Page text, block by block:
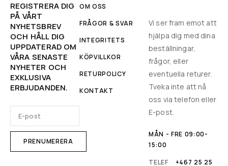
REGISTRERA DIG
PÅ VÅRT
NYHETSBREV
OCH HÅLL DIG
UPPDATERAD OM
VÅRA SENASTE
NYHETER OCH
EXKLUSIVA
ERBJUDANDEN.
OM OSS
FRÅGOR & SVAR
INTEGRITETS
KÖPVILLKOR
RETURPOLICY
KONTAKT
Vi ser fram emot att
hjälpa dig med dina
beställningar,
frågor, eller
eventuella returer.
Tveka inte att nå
oss via telefon eller
E-post.
MÅN - FRE 09:00-
15:00
TELEF
+467 25 25